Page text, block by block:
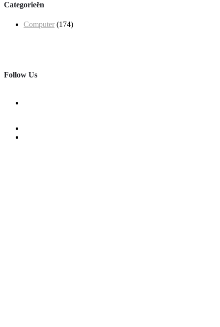
Categorieën
Computer (174)
Follow Us